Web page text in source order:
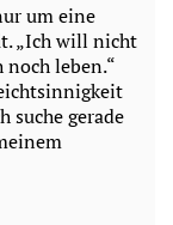
um eine
„Ich will nicht
noch leben.“
suche gerade